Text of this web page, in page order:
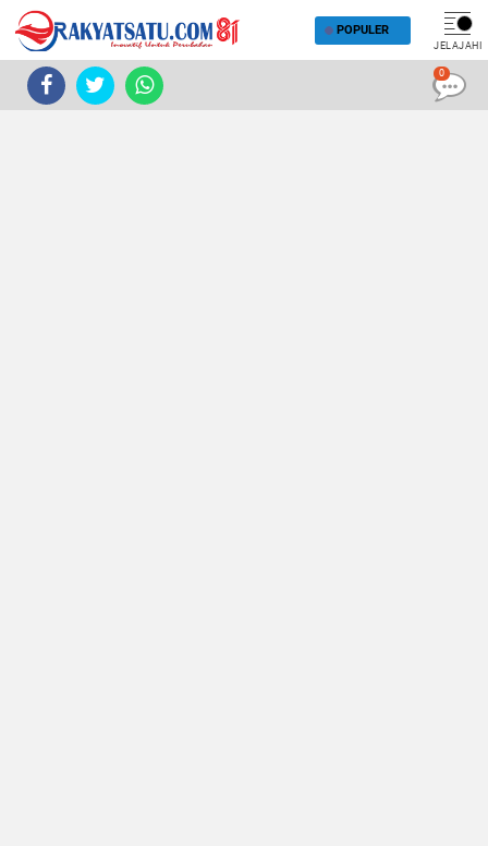
POPULER
JELAJAHI
0